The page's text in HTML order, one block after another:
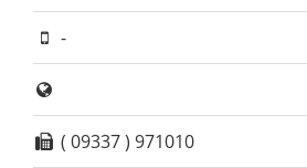
-
( 09337 ) 971010